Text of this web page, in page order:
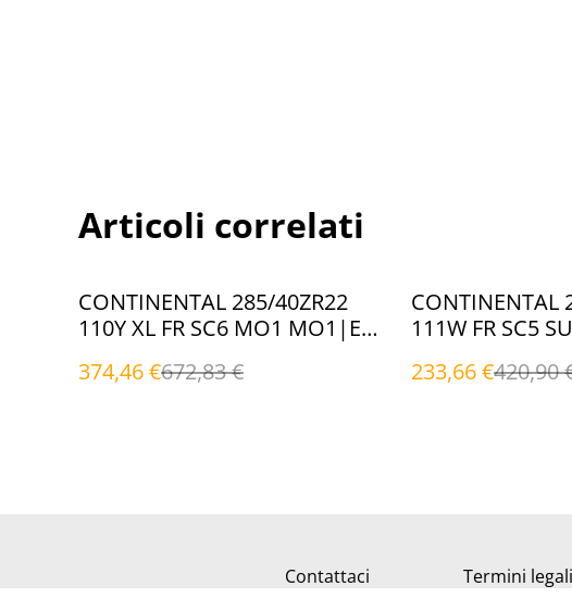
Articoli correlati
%
CONTINENTAL 285/40ZR22
110Y XL FR SC6 MO1 MO1|EVc
374,46 €672,83 €
%
CONTINENTAL
233,66 €420,90
Contattaci Termini legali